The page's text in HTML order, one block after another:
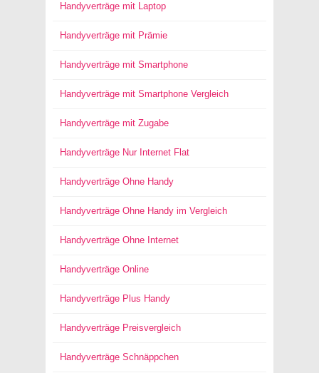
Handyverträge mit Laptop
Handyverträge mit Prämie
Handyverträge mit Smartphone
Handyverträge mit Smartphone Vergleich
Handyverträge mit Zugabe
Handyverträge Nur Internet Flat
Handyverträge Ohne Handy
Handyverträge Ohne Handy im Vergleich
Handyverträge Ohne Internet
Handyverträge Online
Handyverträge Plus Handy
Handyverträge Preisvergleich
Handyverträge Schnäppchen